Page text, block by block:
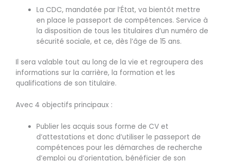
La CDC, mandatée par l’État, va bientôt mettre
en place le passeport de compétences. Service à
la disposition de tous les titulaires d’un numéro de
sécurité sociale, et ce, dès l’âge de 15 ans.
Il sera valable tout au long de la vie et regroupera des
informations sur la carrière, la formation et les
qualifications de son titulaire.
Avec 4 objectifs principaux :
Publier les acquis sous forme de CV et
d’attestations et donc d’utiliser le passeport de
compétences pour les démarches de recherche
d’emploi ou d’orientation, bénéficier de son